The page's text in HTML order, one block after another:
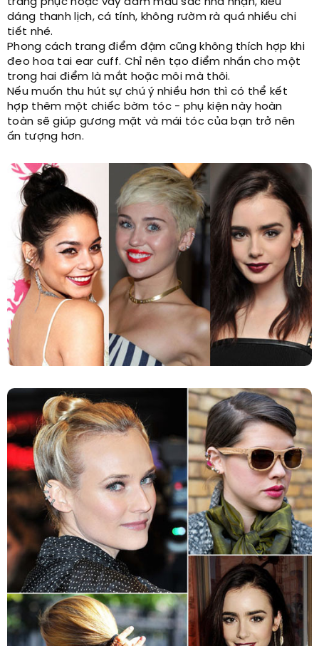
dáng thanh lịch, cá tính, không rườm rà quá nhiều chi
tiết nhé.
Phong cách trang điểm đậm cũng không thích hợp khi
đeo hoa tai ear cuff. Chỉ nên tạo điểm nhấn cho một
trong hai điểm là mắt hoặc môi mà thôi.
Nếu muốn thu hút sự chú ý nhiều hơn thì có thể kết
hợp thêm một chiếc bờm tóc - phụ kiện này hoàn
toàn sẽ giúp gương mặt và mái tóc của bạn trở nên
ấn tượng hơn.